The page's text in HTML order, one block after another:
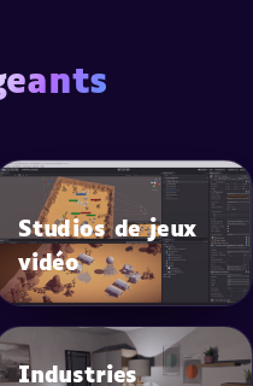
Studios de jeux
vidéo
Industries